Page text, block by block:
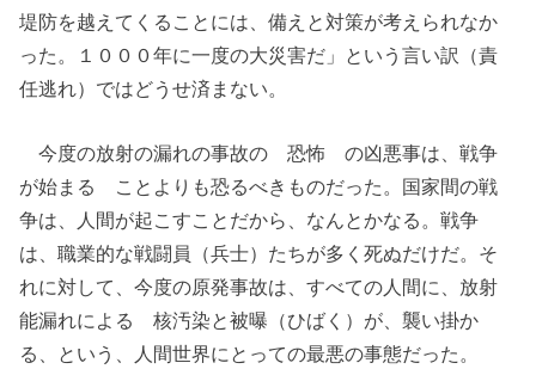
堤防を越えてくることには、備えと対策が考えられなか
った。１０００年に一度の大災害だ」という言い訳（責
任逃れ）ではどうせ済まない。
今度の放射の漏れの事故の 恐怖 の凶悪事は、戦争
が始まる ことよりも恐るべきものだった。国家間の戦
争は、人間が起こすことだから、なんとかなる。戦争
は、職業的な戦闘員（兵士）たちが多く死ぬだけだ。そ
れに対して、今度の原発事故は、すべての人間に、放射
能漏れによる 核汚染と被曝（ひばく）が、襲い掛か
る、という、人間世界にとっての最悪の事態だった。